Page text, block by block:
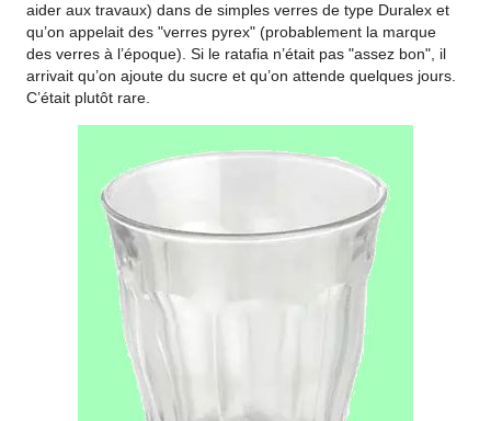
aider aux travaux) dans de simples verres de type Duralex et
qu’on appelait des "verres pyrex" (probablement la marque
des verres à l’époque). Si le ratafia n’était pas "assez bon", il
arrivait qu’on ajoute du sucre et qu’on attende quelques jours.
C’était plutôt rare.